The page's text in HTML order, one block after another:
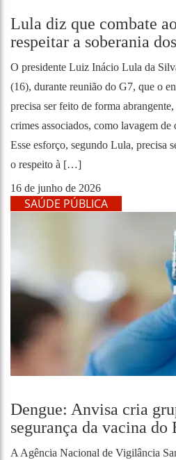
Lula diz que combate
respeitar a soberania
O presidente Luiz Inácio Lula da
(16), durante reunião do G7, que o
precisa ser feito de forma
crimes associados, como lavagem
Esse esforço, segundo Lula, precisa
o respeito à […]
16 de junho de 2026
SAÚDE PÚBLICA
Dengue: Anvisa cria
segurança da vacina do
A Agência Nacional de Vigilância